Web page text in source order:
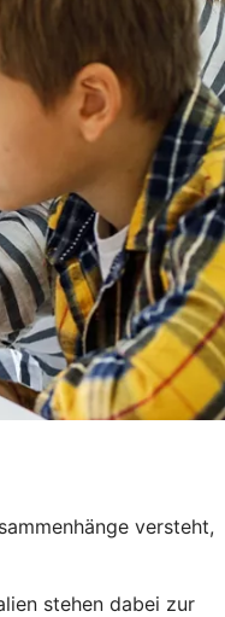
versteht,
stehen dabei zur